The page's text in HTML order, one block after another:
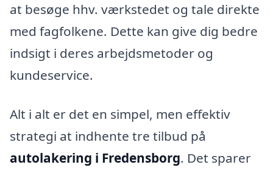
at besøge hhv. værkstedet og tale direkte
med fagfolkene. Dette kan give dig bedre
indsigt i deres arbejdsmetoder og
kundeservice.
Alt i alt er det en simpel, men effektiv
strategi at indhente tre tilbud på
autolakering i Fredensborg. Det sparer